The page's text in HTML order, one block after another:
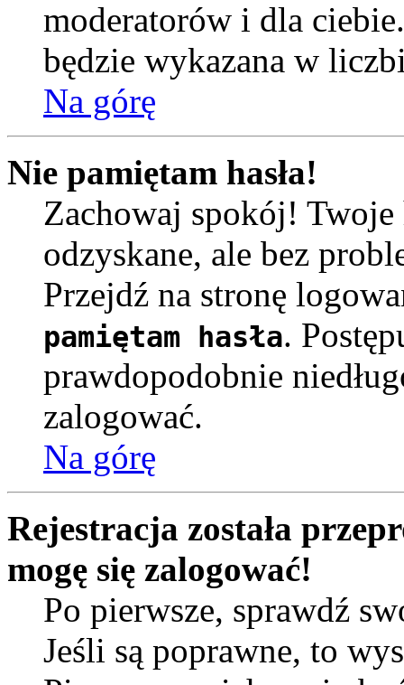
moderatorów i dla
będzie wykazana w
Na górę
Nie pamiętam hasła!
Zachowaj spokój! Twoje
odzyskane, ale bez
Przejdź na stronę
pamiętam hasła.
prawdopodobnie
zalogować.
Na górę
Rejestracja została
mogę się zalogować!
Po pierwsze, sprawdź
Jeśli są poprawne, to